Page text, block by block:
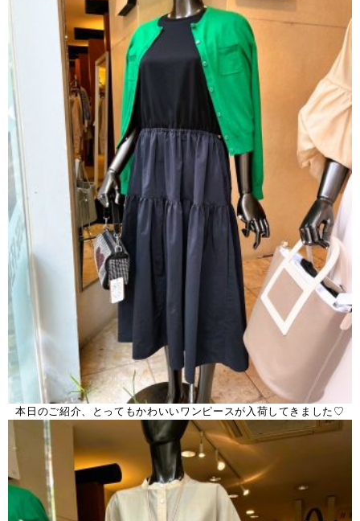
本日のご紹介、とってもかわいいワンピースが入荷してきました♡